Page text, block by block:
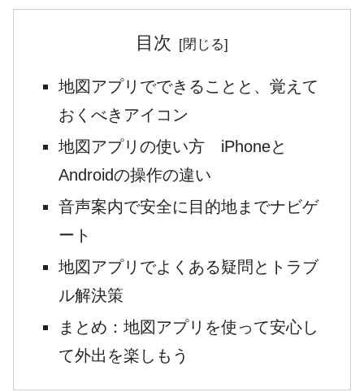
目次
地図アプリでできることと、覚えて
おくべきアイコン
地図アプリの使い方 iPhoneと
Androidの操作の違い
音声案内で安全に目的地までナビゲ
ート
地図アプリでよくある疑問とトラブ
ル解決策
まとめ：地図アプリを使って安心し
て外出を楽しもう